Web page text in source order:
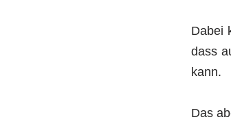
Dabei
dass
kann.
Das